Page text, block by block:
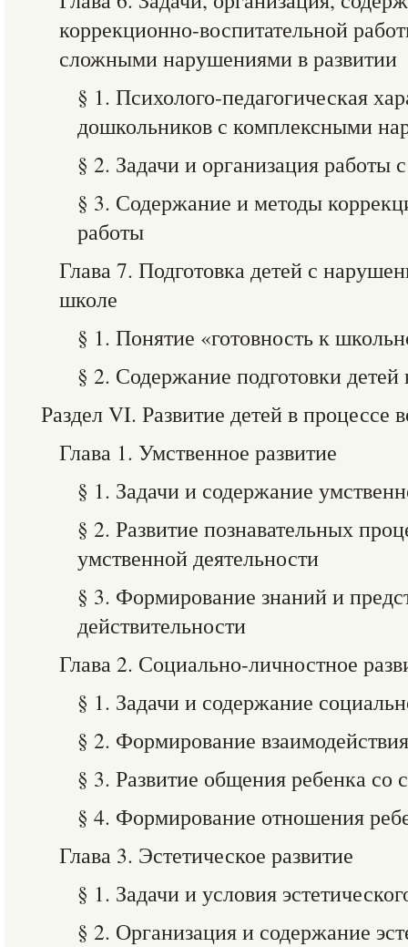
коррекционно-воспитательной
сложными нарушениями в развитии
§ 1. Психолого-педагогическая
дошкольников с комплексными
§ 2. Задачи и организация работы
§ 3. Содержание и методы
работы
Глава 7. Подготовка детей с
школе
§ 1. Понятие «готовность к
§ 2. Содержание подготовки
Раздел VI. Развитие детей в процессе
Глава 1. Умственное развитие
§ 1. Задачи и содержание
§ 2. Развитие познавательных
умственной деятельности
§ 3. Формирование знаний и
действительности
Глава 2. Социально-личностное
§ 1. Задачи и содержание
§ 2. Формирование
§ 3. Развитие общения ребенка со
§ 4. Формирование отношения
Глава 3. Эстетическое развитие
§ 1. Задачи и условия
§ 2. Организация и содержание